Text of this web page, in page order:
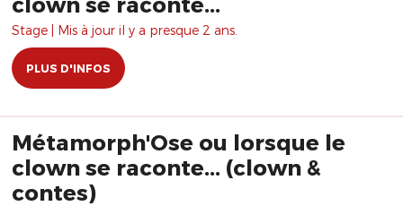
Stage | Mis à jour il y a presque 2 ans.
PLUS D'INFOS
Métamorph'Ose ou lorsque le
clown se raconte... (clown &
contes)